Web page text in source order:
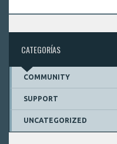
CATEGORÍAS
COMMUNITY
SUPPORT
UNCATEGORIZED